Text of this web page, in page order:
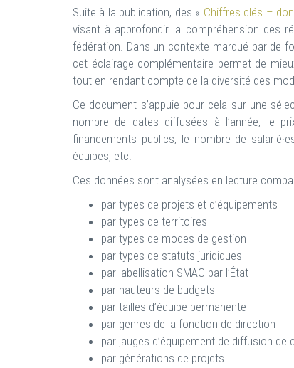
Suite à la publication, des « Chiffres clés –
visant à approfondir la compréhension des
fédération. Dans un contexte marqué par de
cet éclairage complémentaire permet de
tout en rendant compte de la diversité des
Ce document s’appuie pour cela sur une
nombre de dates diffusées à l’année, le
financements publics, le nombre de
équipes, etc.
Ces données sont analysées en lecture
par types de projets et d’équipements
par types de territoires
par types de modes de gestion
par types de statuts juridiques
par labellisation SMAC par l’État
par hauteurs de budgets
par tailles d’équipe permanente
par genres de la fonction de direction
par jauges d’équipement de diffusion de
par générations de projets